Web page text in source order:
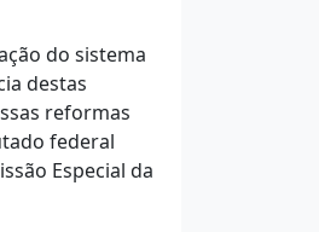
do sistema
destas
reformas
federal
Especial da